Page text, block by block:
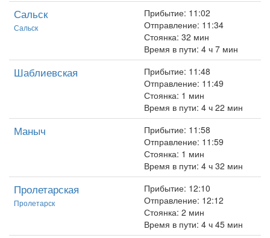
Сальск
Сальск
Прибытие: 11:02
Отправление: 11:34
Стоянка: 32 мин
Время в пути: 4 ч 7 мин
Шаблиевская
Прибытие: 11:48
Отправление: 11:49
Стоянка: 1 мин
Время в пути: 4 ч 22 мин
Маныч
Прибытие: 11:58
Отправление: 11:59
Стоянка: 1 мин
Время в пути: 4 ч 32 мин
Пролетарская
Пролетарск
Прибытие: 12:10
Отправление: 12:12
Стоянка: 2 мин
Время в пути: 4 ч 45 мин